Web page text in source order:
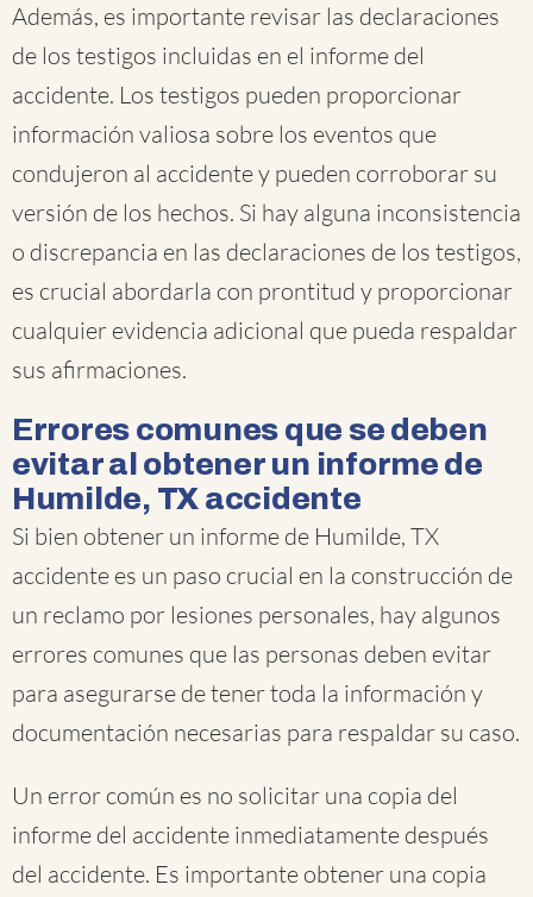
Además, es importante revisar las declaraciones
de los testigos incluidas en el informe del
accidente. Los testigos pueden proporcionar
información valiosa sobre los eventos que
condujeron al accidente y pueden corroborar su
versión de los hechos. Si hay alguna inconsistencia
o discrepancia en las declaraciones de los testigos,
es crucial abordarla con prontitud y proporcionar
cualquier evidencia adicional que pueda respaldar
sus afirmaciones.
Errores comunes que se deben
evitar al obtener un informe de
Humilde, TX accidente
Si bien obtener un informe de Humilde, TX
accidente es un paso crucial en la construcción de
un reclamo por lesiones personales, hay algunos
errores comunes que las personas deben evitar
para asegurarse de tener toda la información y
documentación necesarias para respaldar su caso.
Un error común es no solicitar una copia del
informe del accidente inmediatamente después
del accidente. Es importante obtener una copia